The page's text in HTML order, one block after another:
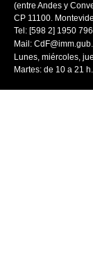
(entre Andes y
CP 11100.
Tel: [598 2] 1950
Mail:
Lunes, miércoles,
Martes: de 10 a 21